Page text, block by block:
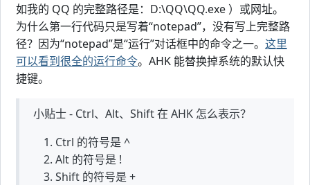
如我的 QQ 的完整路径是：D:\QQ\QQ.exe ）或网址。
为什么第一行代码只是写着“notepad”，没有写上完整路
径？因为“notepad”是“运行”对话框中的命令之一。 这里
可以看到很全的运行命令。AHK 能替换掉系统的默认快
捷键。
小贴士 - Ctrl、Alt、Shift 在 AHK 怎么表示？
Ctrl 的符号是 ^
Alt 的符号是 !
Shift 的符号是 +